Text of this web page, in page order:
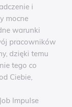
i
mocne
warunki
pracowników
dzięki temu
tego co
Ciebie,
Impulse